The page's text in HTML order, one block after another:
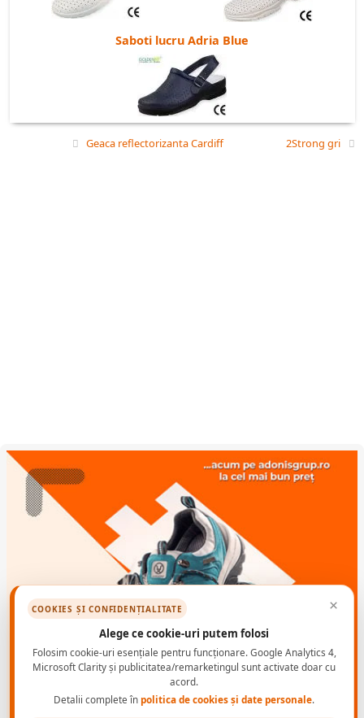
Saboti lucru Adria Blue
Geaca reflectorizanta Cardiff 2Strong gri
COOKIES ȘI CONFIDENȚIALITATE ×
Alege ce cookie-uri putem folosi
Folosim cookie-uri esențiale pentru funcționare. Google Analytics 4,
Microsoft Clarity și publicitatea/remarketingul sunt activate doar cu
acord.
Detalii complete în politica de cookies și date personale.